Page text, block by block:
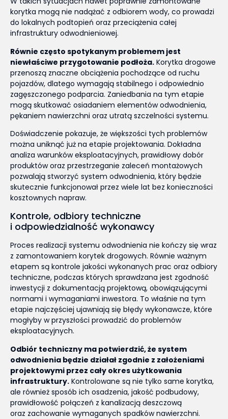
korytka mogą nie nadążać z odbiorem wody, co prowadzi
do lokalnych podtopień oraz przeciążenia całej
infrastruktury odwodnieniowej.
Równie często spotykanym problemem jest
niewłaściwe przygotowanie podłoża. Korytka drogowe
przenoszą znaczne obciążenia pochodzące od ruchu
pojazdów, dlatego wymagają stabilnego i odpowiednio
zagęszczonego podparcia. Zaniedbania na tym etapie
mogą skutkować osiadaniem elementów odwodnienia,
pękaniem nawierzchni oraz utratą szczelności systemu.
Doświadczenie pokazuje, że większości tych problemów
można uniknąć już na etapie projektowania. Dokładna
analiza warunków eksploatacyjnych, prawidłowy dobór
produktów oraz przestrzeganie zaleceń montażowych
pozwalają stworzyć system odwodnienia, który będzie
skutecznie funkcjonował przez wiele lat bez konieczności
kosztownych napraw.
Kontrole, odbiory techniczne
i odpowiedzialność wykonawcy
Proces realizacji systemu odwodnienia nie kończy się wraz
z zamontowaniem korytek drogowych. Równie ważnym
etapem są kontrole jakości wykonanych prac oraz odbiory
techniczne, podczas których sprawdzana jest zgodność
inwestycji z dokumentacją projektową, obowiązującymi
normami i wymaganiami inwestora. To właśnie na tym
etapie najczęściej ujawniają się błędy wykonawcze, które
mogłyby w przyszłości prowadzić do problemów
eksploatacyjnych.
Odbiór techniczny ma potwierdzić, że system
odwodnienia będzie działał zgodnie z założeniami
projektowymi przez cały okres użytkowania
infrastruktury. Kontrolowane są nie tylko same korytka,
ale również sposób ich osadzenia, jakość podbudowy,
prawidłowość połączeń z kanalizacją deszczową
oraz zachowanie wymaganych spadków nawierzchni.